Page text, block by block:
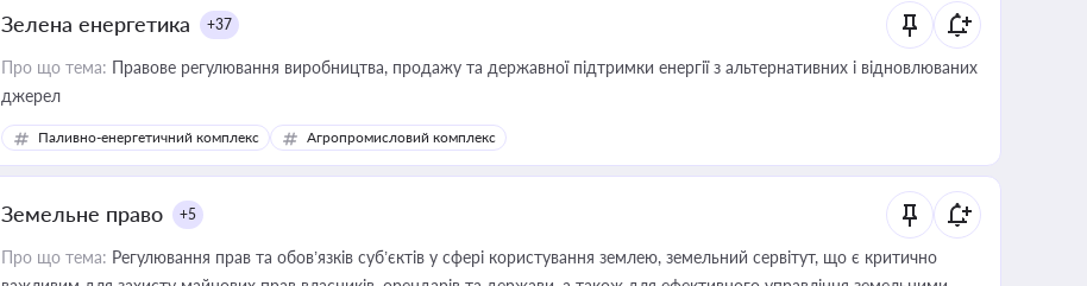
Зелена енергетика +37
Про що тема: Правове регулювання виробництва, продажу та державної підтримки енергії з альтернативних і відновлюваних
джерел
Паливно-енергетичний комплекс Агропромисловий комплекс
Земельне право +5
Про що тема: Регулювання прав та обов’язків суб’єктів у сфері користування землею, земельний сервітут, що є критично